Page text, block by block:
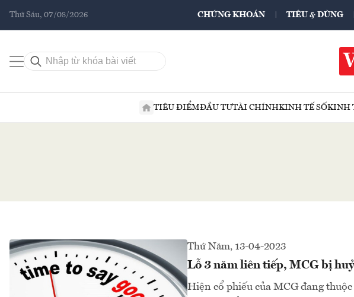
Thứ Sáu, 07/08/2026 CHỨNG KHOÁN TIÊU & DÙNG
TIÊU ĐIỂMĐẦU TƯTÀI CHÍNHKINH TẾ SỐKINH
Thứ Năm, 13-04-2023
Lỗ 3 năm liên tiếp, MCG bị
Hiện cổ phiếu của MCG đang